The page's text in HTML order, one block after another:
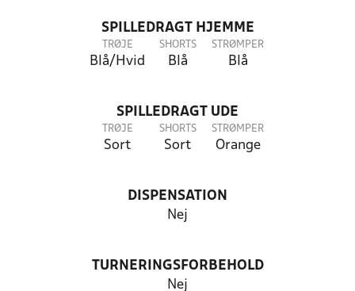
SPILLEDRAGT HJEMME
TRØJE
Blå/Hvid
SHORTS
Blå
STRØMPER
Blå
SPILLEDRAGT UDE
TRØJE
Sort
SHORTS
Sort
STRØMPER
Orange
DISPENSATION
Nej
TURNERINGSFORBEHOLD
Nej